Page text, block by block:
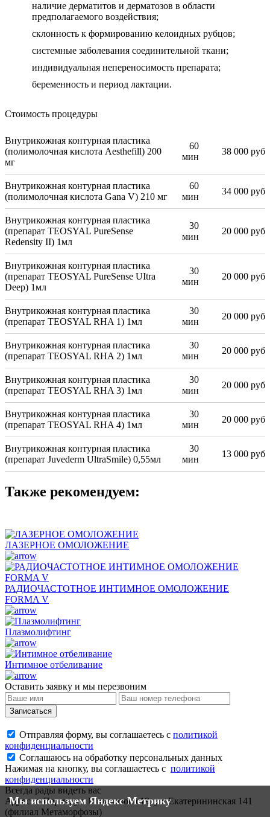
наличие дерматитов и дерматозов в области
предполагаемого воздействия;
склонность к формированию келоидных рубцов;
системные заболевания соединительной ткани;
индивидуальная непереносимость препарата;
беременность и период лактации.
Стоимость процедуры
Внутрикожная контурная пластика
(полимолочная кислота Aesthefill) 200
мг
60
мин
38 000 руб
Внутрикожная контурная пластика
(полимолочная кислота Gana V) 210 мг
60
мин
34 000 руб
Внутрикожная контурная пластика
(препарат TEOSYAL PureSense
Redensity II) 1мл
30
мин
20 000 руб
Внутрикожная контурная пластика
(препарат TEOSYAL PureSense UItra
Deep) 1мл
30
мин
20 000 руб
Внутрикожная контурная пластика
(препарат TEOSYAL RHA 1) 1мл
30
мин
20 000 руб
Внутрикожная контурная пластика
(препарат TEOSYAL RHA 2) 1мл
30
мин
20 000 руб
Внутрикожная контурная пластика
(препарат TEOSYAL RHA 3) 1мл
30
мин
20 000 руб
Внутрикожная контурная пластика
(препарат TEOSYAL RHA 4) 1мл
30
мин
20 000 руб
Внутрикожная контурная пластика
(препарат Juvederm UltraSmile) 0,55мл
30
мин
13 000 руб
Также рекомендуем:
ЛАЗЕРНОЕ ОМОЛОЖЕНИЕ
РАДИОЧАСТОТНОЕ ИНТИМНОЕ ОМОЛОЖЕНИЕ
FORMA V
Плазмолифтинг
Интимное отбеливание
Оставить заявку и мы перезвоним
Записаться
Отправляя форму, вы соглашаетесь с политикой
конфиденциальности
Соглашаюсь на обработку персональных данных
Нажимая на кнопку, вы соглашаетесь с политикой
конфиденциальности
Всегда рады видеть вас
Адрес:г. Пермь, ул. Мильчакова 19, ул. Екатерининская 141
(филиал Метаморфозы)
Мы используем Яндекс Метрику